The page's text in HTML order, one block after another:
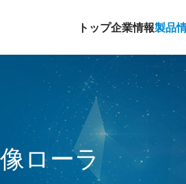
トップ企業情報製品
ローラ